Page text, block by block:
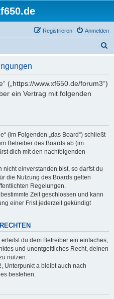
Anmelden
Registrieren
(„https://www.xf650.de/forum3“)
ein Vertrag mit folgenden
(im Folgenden „das Board“) schließt
Betreiber des Boards ab (im
dich mit den nachfolgenden
einverstanden bist, so darfst du
die Nutzung des Boards gelten
Regelungen.
Zeit geschlossen und kann
einer Frist jederzeit gekündigt
du dem Betreiber ein einfaches,
und unentgeltliches Recht, deinen
nutzen.
Unterpunkt a bleibt auch nach
bestehen.